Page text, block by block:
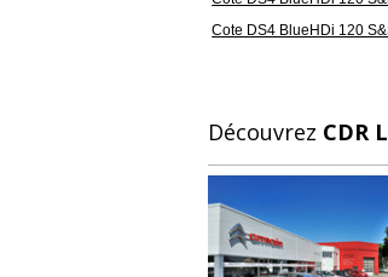
Cote DS4 BlueHDi 120
Découvrez CDR